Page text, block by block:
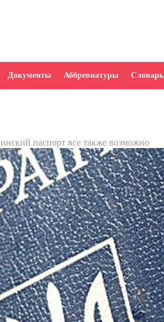
Документы Аббревиатуры Словарь
паспорт все также возможно